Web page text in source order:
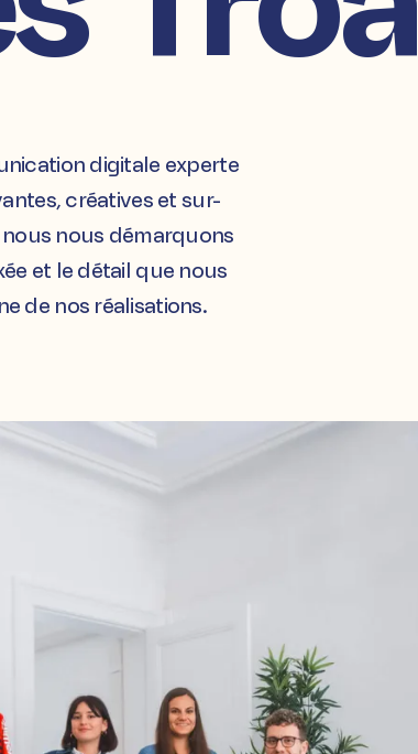
digitale experte
créatives et sur-
nous démarquons
et le détail que nous
de nos réalisations.